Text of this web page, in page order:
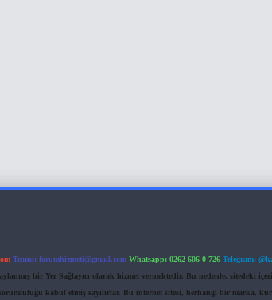
Teams: forumhizmeti@gmail.com Whatsapp: 0262 606 0 726 Telegram:
bir Yer Sağlayıcı olarak hizmet vermektedir. Bu nedenle, sitedeki
kabul etmiş sayılırlar. Bu internet sitesi, herhangi bir marka,